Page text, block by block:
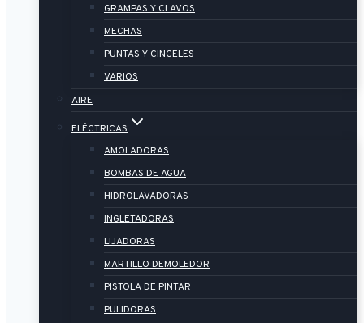
GRAMPAS Y CLAVOS
MECHAS
PUNTAS Y CINCELES
VARIOS
AIRE
ELÉCTRICAS
AMOLADORAS
BOMBAS DE AGUA
HIDROLAVADORAS
INGLETADORAS
LIJADORAS
MARTILLO DEMOLEDOR
PISTOLA DE PINTAR
PULIDORAS